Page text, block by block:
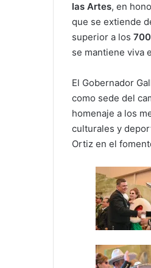
las Artes, en
que se extiende
superior a los
se mantiene viva
El Gobernador
como sede del
homenaje a los
culturales y
Ortiz en el